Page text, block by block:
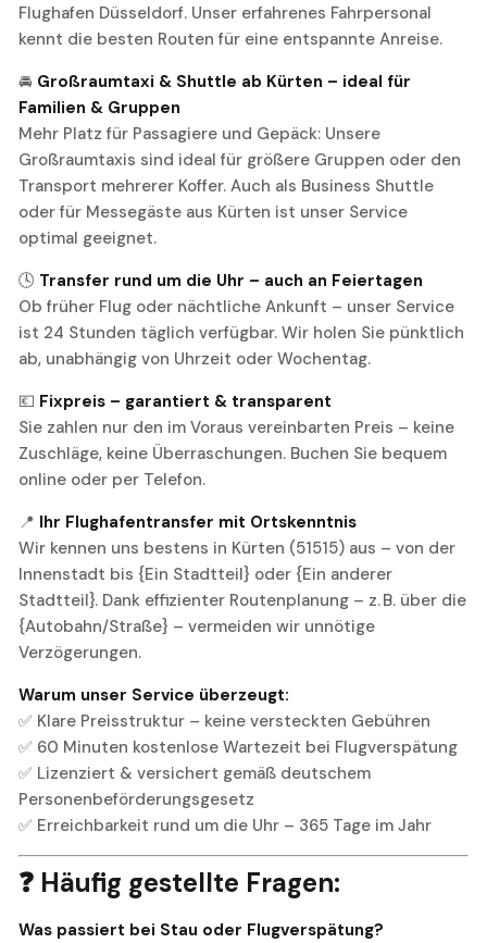
Flughafen Düsseldorf. Unser erfahrenes Fahrpersonal
kennt die besten Routen für eine entspannte Anreise.
🚘 Großraumtaxi & Shuttle ab Kürten – ideal für
Familien & Gruppen
Mehr Platz für Passagiere und Gepäck: Unsere
Großraumtaxis sind ideal für größere Gruppen oder den
Transport mehrerer Koffer. Auch als Business Shuttle
oder für Messegäste aus Kürten ist unser Service
optimal geeignet.
🕓 Transfer rund um die Uhr – auch an Feiertagen
Ob früher Flug oder nächtliche Ankunft – unser Service
ist 24 Stunden täglich verfügbar. Wir holen Sie pünktlich
ab, unabhängig von Uhrzeit oder Wochentag.
💶 Fixpreis – garantiert & transparent
Sie zahlen nur den im Voraus vereinbarten Preis – keine
Zuschläge, keine Überraschungen. Buchen Sie bequem
online oder per Telefon.
📍 Ihr Flughafentransfer mit Ortskenntnis
Wir kennen uns bestens in Kürten (51515) aus – von der
Innenstadt bis {Ein Stadtteil} oder {Ein anderer
Stadtteil}. Dank effizienter Routenplanung – z. B. über die
{Autobahn/Straße} – vermeiden wir unnötige
Verzögerungen.
Warum unser Service überzeugt:
✅ Klare Preisstruktur – keine versteckten Gebühren
✅ 60 Minuten kostenlose Wartezeit bei Flugverspätung
✅ Lizenziert & versichert gemäß deutschem
Personenbeförderungsgesetz
✅ Erreichbarkeit rund um die Uhr – 365 Tage im Jahr
❓ Häufig gestellte Fragen:
Was passiert bei Stau oder Flugverspätung?